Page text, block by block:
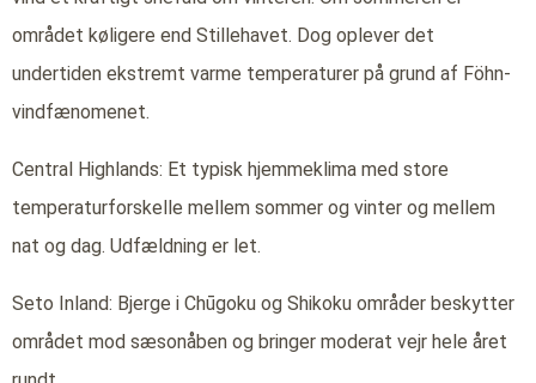
området køligere end Stillehavet. Dog oplever det
undertiden ekstremt varme temperaturer på grund af Föhn-
vindfænomenet.
Central Highlands: Et typisk hjemmeklima med store
temperaturforskelle mellem sommer og vinter og mellem
nat og dag. Udfældning er let.
Seto Inland: Bjerge i Chūgoku og Shikoku områder beskytter
området mod sæsonåben og bringer moderat vejr hele året